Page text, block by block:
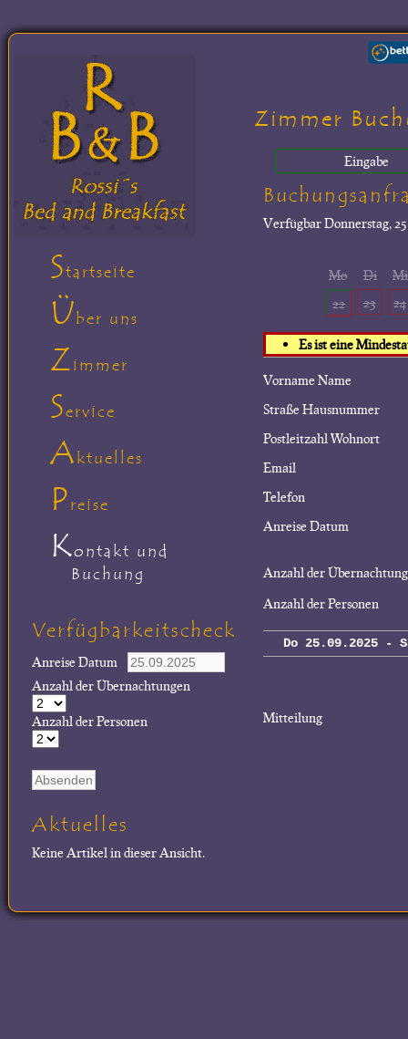
Zimmer
Eingabe
VerfügbarDonnerstag,
Mo
22
Di
23
Mi
24
Es ist eine
Vorname Name
Straße Hausnummer
Postleitzahl Wohnort
Email
Telefon
Anreise Datum
Anzahl der
Anzahl der Personen
Do 25.09.2025 -
Mitteilung
Startseite
Über uns
Zimmer
Service
Aktuelles
Preise
Kontakt und
Buchung
Verfügbarkeitscheck
Anreise Datum
Anzahl der Übernachtungen
Anzahl der Personen
Aktuelles
Keine Artikel in dieser Ansicht.